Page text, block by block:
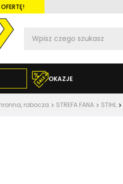
OKAZJE
robocza STREFA FANA STIHL